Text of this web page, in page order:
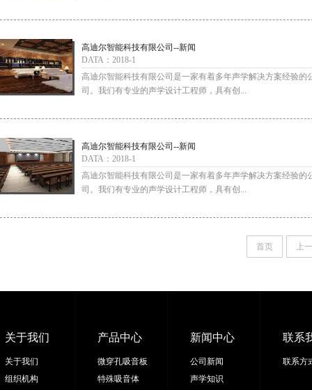
高迪尔智能科技有限公司--新闻
DATA：2018-1
高迪尔智能科技有限公司是一家有着多年声学解决方案经验的
司。我们有专业的声学设计工程师，具有创...
高迪尔智能科技有限公司--新闻
DATA：2018-1
高迪尔智能科技有限公司是一家有着多年声学解决方案经验的
司。我们有专业的声学设计工程师，具有创...
首页 上
关于我们
关于我们
组织机构
产品中心
微穿孔吸音板
特殊吸音体
新闻中心
公司新闻
声学知识
联系
联系方